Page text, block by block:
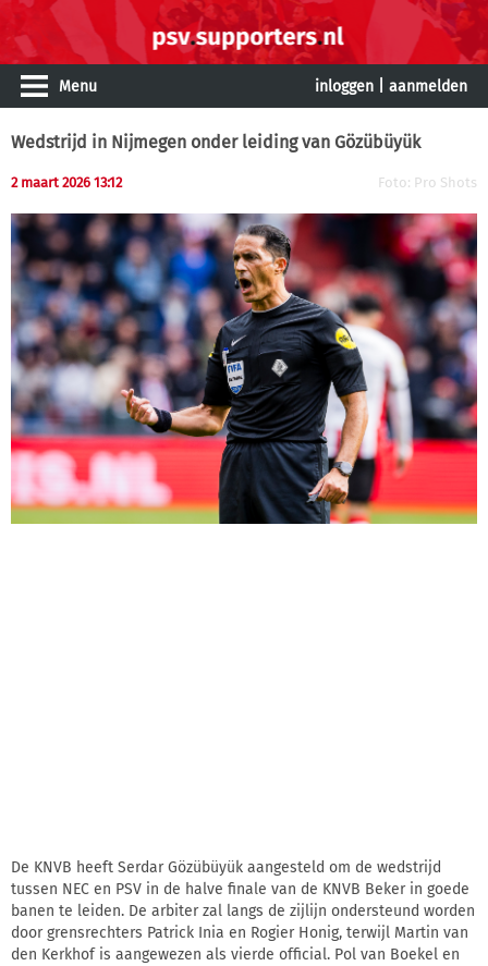
Menu inloggen aanmelden
Wedstrijd in Nijmegen onder leiding van Gözübüyük
2 maart 2026 13:12 Foto: Pro Shots
De KNVB heeft Serdar Gözübüyük aangesteld om de wedstrijd
tussen NEC en PSV in de halve finale van de KNVB Beker in goede
banen te leiden. De arbiter zal langs de zijlijn ondersteund worden
door grensrechters Patrick Inia en Rogier Honig, terwijl Martin van
den Kerkhof is aangewezen als vierde official. Pol van Boekel en